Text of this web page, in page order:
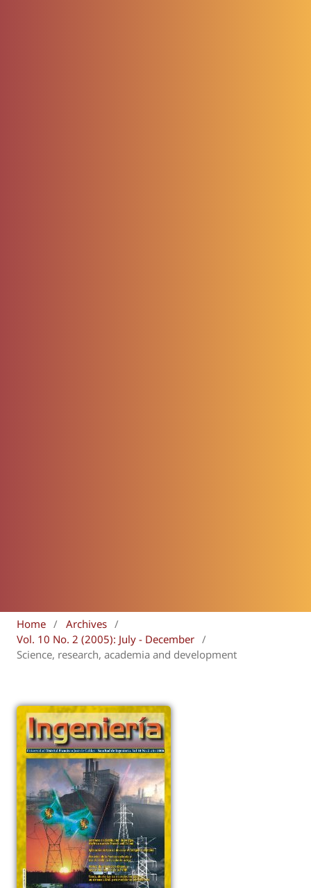
Home / Archives /
Vol. 10 No. 2 (2005): July - December /
Science, research, academia and development